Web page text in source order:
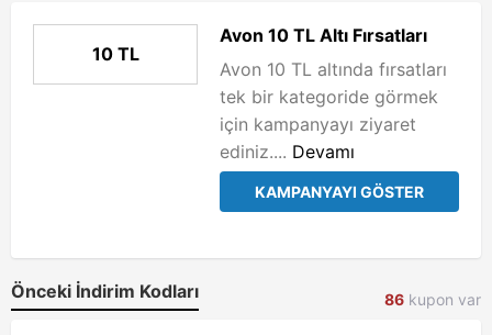
10 TL
Avon 10 TL Altı Fırsatları
Avon 10 TL altında fırsatları
tek bir kategoride görmek
için kampanyayı ziyaret
ediniz.... Devamı
KAMPANYAYI GÖSTER
Önceki İndirim Kodları 86 kupon var